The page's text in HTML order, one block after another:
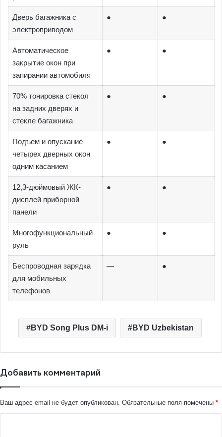
Дверь багажника с
электроприводом
● ●
Автоматическое
закрытие окон при
запирании автомобиля
● ●
70% тонировка стекол
на задних дверях и
стекле багажника
● ●
Подъем и опускание
четырех дверных окон
одним касанием
● ●
12,3-дюймовый ЖК-
дисплей приборной
панели
● ●
Многофункциональный
руль
● ●
Беспроводная зарядка
для мобильных
телефонов
— ●
BYD Song Plus DM-i BYD Uzbekistan
Добавить комментарий
Ваш адрес email не будет опубликован. Обязательные поля помечены *